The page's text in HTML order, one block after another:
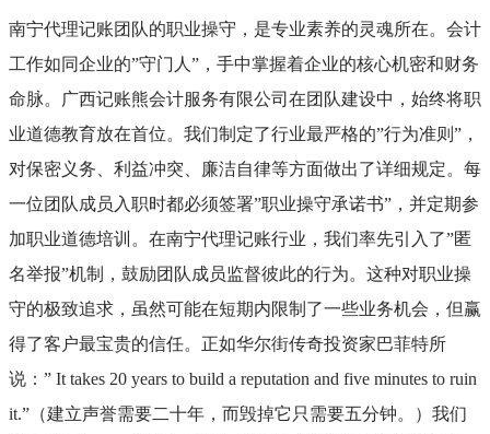
南宁代理记账团队的职业操守，是专业素养的灵魂所在。会计
工作如同企业的”守门人”，手中掌握着企业的核心机密和财务
命脉。广西记账熊会计服务有限公司在团队建设中，始终将职
业道德教育放在首位。我们制定了行业最严格的”行为准则”，
对保密义务、利益冲突、廉洁自律等方面做出了详细规定。每
一位团队成员入职时都必须签署”职业操守承诺书”，并定期参
加职业道德培训。在南宁代理记账行业，我们率先引入了”匿
名举报”机制，鼓励团队成员监督彼此的行为。这种对职业操
守的极致追求，虽然可能在短期内限制了一些业务机会，但赢
得了客户最宝贵的信任。正如华尔街传奇投资家巴菲特所
说：” It takes 20 years to build a reputation and five minutes to ruin
it.”（建立声誉需要二十年，而毁掉它只需要五分钟。）我们